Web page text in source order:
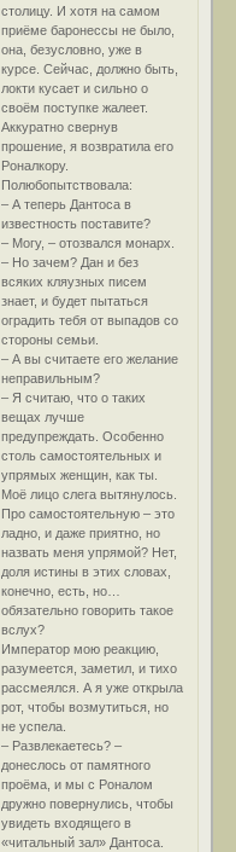
столицу. И хотя на самом
приёме баронессы не было,
она, безусловно, уже в
курсе. Сейчас, должно быть,
локти кусает и сильно о
своём поступке жалеет.
Аккуратно свернув
прошение, я возвратила его
Роналкору.
Полюбопытствовала:
– А теперь Дантоса в
известность поставите?
– Могу, – отозвался монарх.
– Но зачем? Дан и без
всяких кляузных писем
знает, и будет пытаться
оградить тебя от выпадов со
стороны семьи.
– А вы считаете его желание
неправильным?
– Я считаю, что о таких
вещах лучше
предупреждать. Особенно
столь самостоятельных и
упрямых женщин, как ты.
Моё лицо слега вытянулось.
Про самостоятельную – это
ладно, и даже приятно, но
назвать меня упрямой? Нет,
доля истины в этих словах,
конечно, есть, но…
обязательно говорить такое
вслух?
Император мою реакцию,
разумеется, заметил, и тихо
рассмеялся. А я уже открыла
рот, чтобы возмутиться, но
не успела.
– Развлекаетесь? –
донеслось от памятного
проёма, и мы с Роналом
дружно повернулись, чтобы
увидеть входящего в
«читальный зал» Дантоса.